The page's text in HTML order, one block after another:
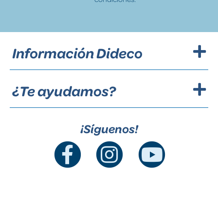
Información Dideco
¿Te ayudamos?
¡Síguenos!